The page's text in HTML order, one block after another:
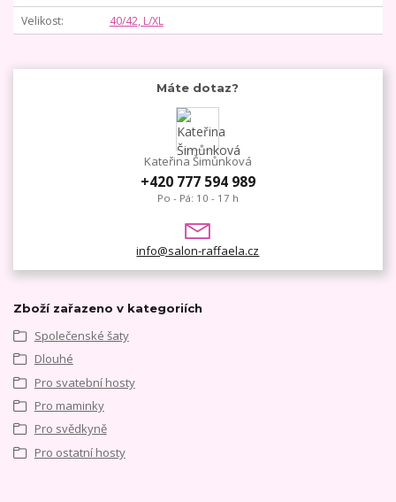
Velikost
40/42, L/XL
Máte dotaz?
Kateřina Šimůnková
+420 777 594 989
Po - Pá: 10 - 17 h
info@salon-raffaela.cz
Zboží zařazeno v kategoriích
Společenské šaty
Dlouhé
Pro svatební hosty
Pro maminky
Pro svědkyně
Pro ostatní hosty